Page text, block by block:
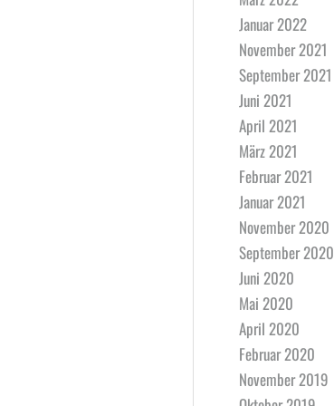
Januar 2022
November 2021
September 2021
Juni 2021
April 2021
März 2021
Februar 2021
Januar 2021
November 2020
September 2020
Juni 2020
Mai 2020
April 2020
Februar 2020
November 2019